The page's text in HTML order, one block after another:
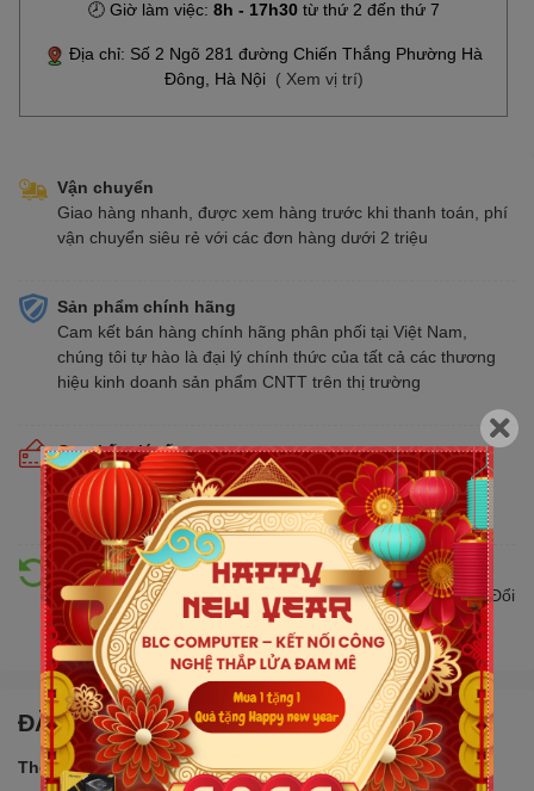
🕗 Giờ làm việc: 8h - 17h30từ thứ 2 đến thứ 7
Địa chỉ: Số 2 Ngõ 281 đường Chiến Thắng Phường Hà
Đông, Hà Nội ( Xem vị trí)
Vận chuyển
Giao hàng nhanh, được xem hàng trước khi thanh toán, phí
vận chuyển siêu rẻ với các đơn hàng dưới 2 triệu
Sản phẩm chính hãng
Cam kết bán hàng chính hãng phân phối tại Việt Nam,
chúng tôi tự hào là đại lý chính thức của tất cả các thương
hiệu kinh doanh sản phẩm CNTT trên thị trường
Cam kết giá tốt
Giá tốt hơn từ 10% - 30% so với thị trường. Liên tục cập
nhật giá mới nhất, cạnh tranh
Hỗ trợ đổi trả
Đổi trả hàng lên đến 30 ngày nếu có lỗi do nhà sản xuất. Đổi
trả hàng không cần lý do với mức phí ưu đãi
ĐẶC ĐIỂM NỔI BẬT
Thông số sản phẩm: